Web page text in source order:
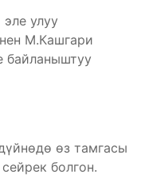
улуу
М.Кашгари
байланыштуу
өз тамгасы
болгон.